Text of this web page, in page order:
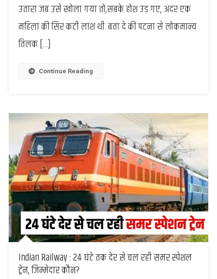
की
सिर
जनता
हड़कंप
उतारा जब उसे खोला गया तो,सबके होश उड़ गए, अंदर एक
महिला की सिर कटी लाश थी. बता दे की पटना से लोकमान्य
तिलक […]
Continue Reading
Indian Railway : 24 घंटे तक देर से चल रही समर स्पेशल
ट्रेन, जिम्मेदार कौन?